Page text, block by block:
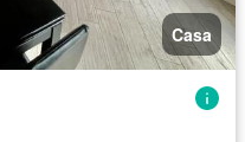
Casa